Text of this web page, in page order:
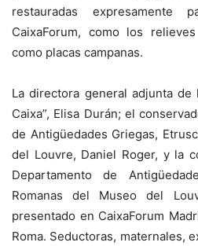
restauradas
CaixaForum, como los
como placas campanas.
La directora general adjunta de
Caixa”, Elisa Durán; el
de Antigüedades Griegas,
del Louvre, Daniel Roger, y la
Departamento de
Romanas del Museo del
presentado en CaixaForum
Roma. Seductoras, maternales,